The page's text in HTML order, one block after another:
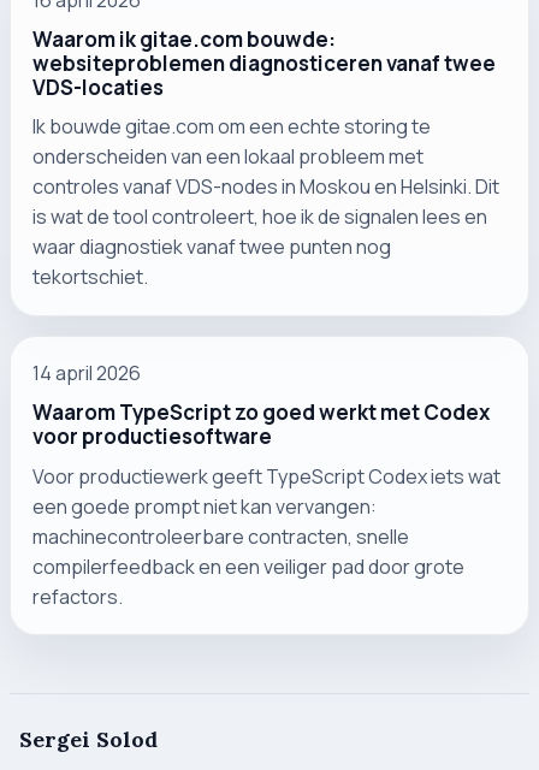
Waarom ik gitae.com bouwde:
websiteproblemen diagnosticeren vanaf twee
VDS-locaties
Ik bouwde gitae.com om een echte storing te
onderscheiden van een lokaal probleem met
controles vanaf VDS-nodes in Moskou en Helsinki. Dit
is wat de tool controleert, hoe ik de signalen lees en
waar diagnostiek vanaf twee punten nog
tekortschiet.
14 april 2026
Waarom TypeScript zo goed werkt met Codex
voor productiesoftware
Voor productiewerk geeft TypeScript Codex iets wat
een goede prompt niet kan vervangen:
machinecontroleerbare contracten, snelle
compilerfeedback en een veiliger pad door grote
refactors.
Sergei Solod